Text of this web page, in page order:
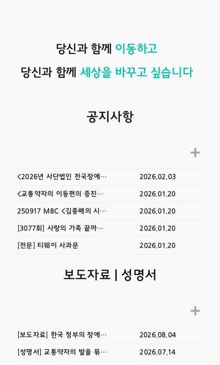
당신과 함께
당신과 함께
공지사항
<2026년 사단법인 전국장애인이동권연대 정기총회> 개최 공고 2026.02.03
<교통약자의 이동편의 증진법 개정안> 발의 기자회견 영상 2026.01.20
250917 MBC <김종배의 시선집중> 출연 2026.01.20
[3077회] 사랑의 가족 끝까지 간다 - 장애인은 즐길 수 없는 야구장/2025. 07. 26(토) 방영 2026.01.20
[전문] 티웨이 사과문 2026.01.20
보도자료 | 성명서
[보도자료] 한국 정부의 장애인 시외이동권 보장 촉구 유엔 개인진정 기자회견 2026.08.04
[성명서] 교통약자의 발을 묶는 김해시 교통약자콜택시 요금 인상을 강력히 규탄한다! 2026.07.14